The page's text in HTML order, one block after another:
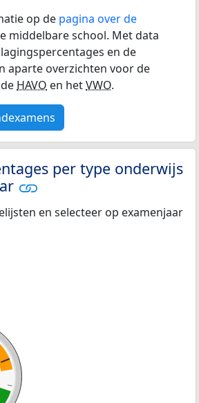
op de pagina over de
middelbare school. Met data
en de
aparte overzichten voor de
HAVO en hetVWO.
per type onderwijs
en selecteer op examenjaar